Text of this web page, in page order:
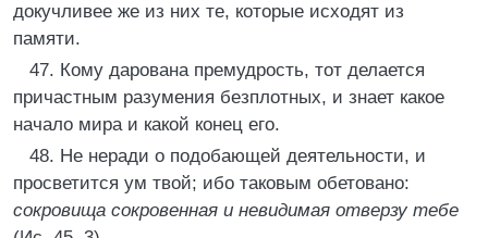
докучливее же из них те, которые исходят из
памяти.
47. Кому дарована премудрость, тот делается
причастным разумения безплотных, и знает какое
начало мира и какой конец его.
48. Не неради о подобающей деятельности, и
просветится ум твой; ибо таковым обетовано:
сокровища сокровенная и невидимая отверзу тебе